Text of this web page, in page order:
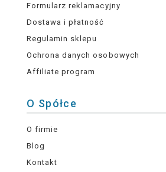
Formularz reklamacyjny
Dostawa i płatność
Regulamin sklepu
Ochrona danych osobowych
Affiliate program
O Spółce
O firmie
Blog
Kontakt